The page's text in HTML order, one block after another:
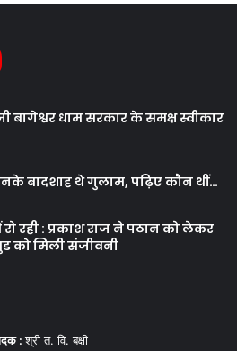
बागेश्वर धाम सरकार के समक्ष स्वीकार
बादशाह थे गुलाम, पढ़िए कौन थीं…
रही : प्रकाश राज ने पठान को लेकर
को मिली संजीवनी
:श्री त. वि. बक्षी